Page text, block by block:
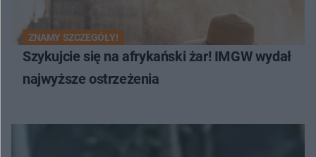
ZNAMY SZCZEGÓŁY!
Szykujcie się na afrykański żar! IMGW wydał
najwyższe ostrzeżenia